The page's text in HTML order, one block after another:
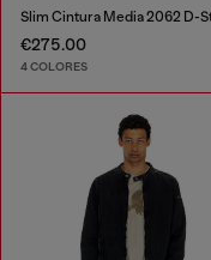
€275.00
4 COLORES